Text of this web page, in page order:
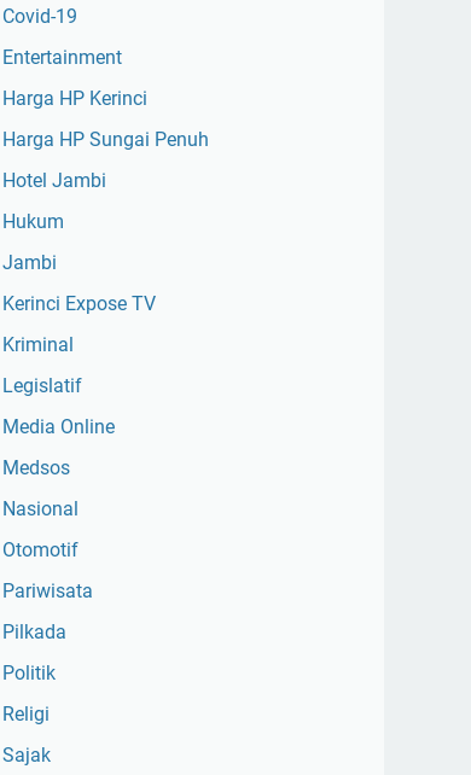
Covid-19
Entertainment
Harga HP Kerinci
Harga HP Sungai Penuh
Hotel Jambi
Hukum
Jambi
Kerinci Expose TV
Kriminal
Legislatif
Media Online
Medsos
Nasional
Otomotif
Pariwisata
Pilkada
Politik
Religi
Sajak